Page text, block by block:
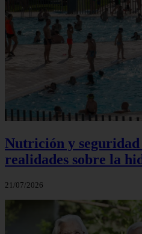
Nutrición y
realidades sobre la
21/07/2026